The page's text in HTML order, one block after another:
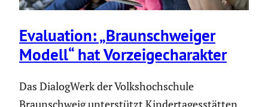
Evalua­tion: „Braun­schweiger
Modell“ hat Vorzei­ge­cha­rakter
Das DialogWerk der Volkshochschule
Braunschweig unterstützt Kindertagesstätten